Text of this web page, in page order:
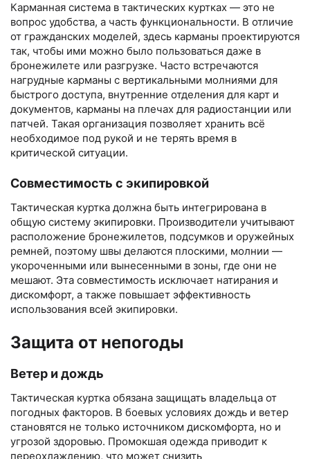
Карманная система в тактических куртках — это не
вопрос удобства, а часть функциональности. В отличие
от гражданских моделей, здесь карманы проектируются
так, чтобы ими можно было пользоваться даже в
бронежилете или разгрузке. Часто встречаются
нагрудные карманы с вертикальными молниями для
быстрого доступа, внутренние отделения для карт и
документов, карманы на плечах для радиостанции или
патчей. Такая организация позволяет хранить всё
необходимое под рукой и не терять время в
критической ситуации.
Совместимость с экипировкой
Тактическая куртка должна быть интегрирована в
общую систему экипировки. Производители учитывают
расположение бронежилетов, подсумков и оружейных
ремней, поэтому швы делаются плоскими, молнии —
укороченными или вынесенными в зоны, где они не
мешают. Эта совместимость исключает натирания и
дискомфорт, а также повышает эффективность
использования всей экипировки.
Защита от непогоды
Ветер и дождь
Тактическая куртка обязана защищать владельца от
погодных факторов. В боевых условиях дождь и ветер
становятся не только источником дискомфорта, но и
угрозой здоровью. Промокшая одежда приводит к
переохлаждению, что может снизить